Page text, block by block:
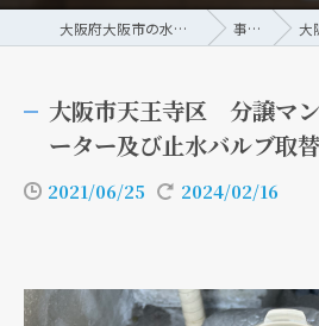
大阪府大阪市の水回りリフォームなら株式会社トーシン 事例/ブログ 大阪市
大阪市天王寺区 分譲マ
ーター及び止水バルブ取
2021/06/25 2024/02/16